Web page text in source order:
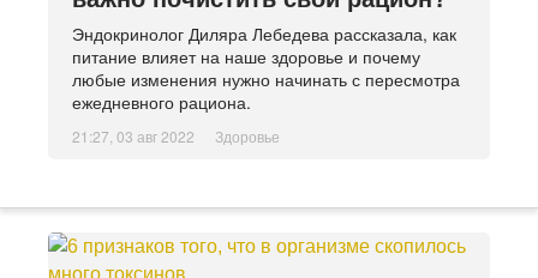
Эндокринолог Диляра Лебедева рассказала, как
питание влияет на наше здоровье и почему
любые изменения нужно начинать с пересмотра
ежедневного рациона.
21:27, 03 авг 2022 Здоровье